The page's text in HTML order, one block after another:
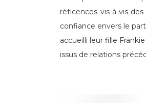
réticences vis-à-vis
confiance envers le
accueilli leur fille
issus de relations